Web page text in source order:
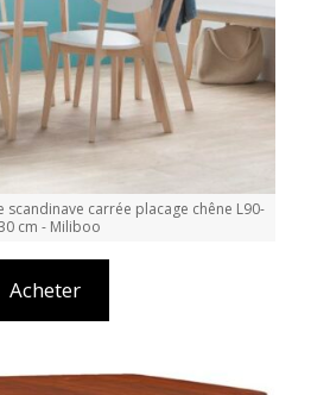
carrée placage chêne L90-
cm - Miliboo
Acheter